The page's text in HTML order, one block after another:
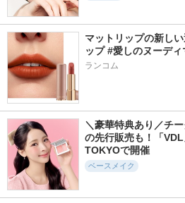
マットリップの新し
ップ #愛しのヌーディ
ランコム
＼豪華特典あり／チ
の先行販売も！「
TOKYOで開催
ベースメイク